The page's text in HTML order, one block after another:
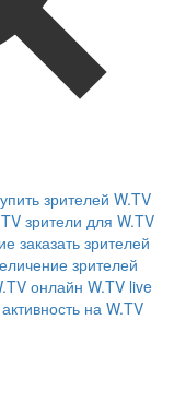
зрителей W.TV
зрители для W.TV
заказать зрителей
зрителей
онлайн W.TV live
активность на W.TV